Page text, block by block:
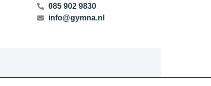
085 902 9830
info@gymna.nl